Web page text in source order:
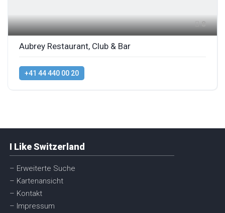
8
Aubrey Restaurant, Club & Bar
+41 44 440 00 20
I Like Switzerland
– Erweiterte Suche
– Kartenansicht
– Kontakt
– Impressum